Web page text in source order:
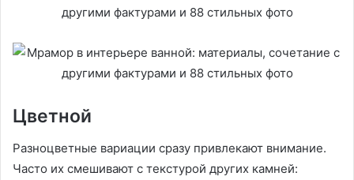
Цветной
Разноцветные вариации сразу привлекают внимание.
Часто их смешивают с текстурой других камней: